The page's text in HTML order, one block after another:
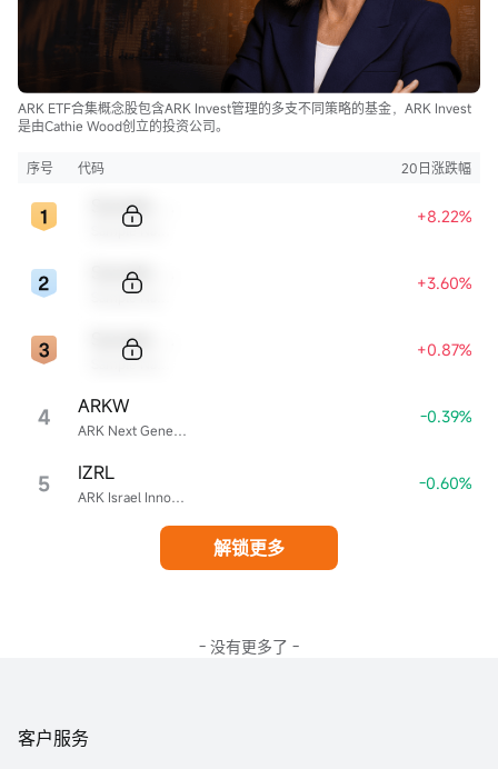
ARK ETF合集概念股包含ARK Invest管理的多支不同策略的基金，ARK Invest
是由Cathie Wood创立的投资公司。
序号 代码 20日涨跌幅
+8.22%
+3.60%
+0.87%
4 ARK Next Generation Internet ETF
ARKW -0.39%
5 ARK Israel Innovative Technology ETF
IZRL -0.60%
解锁更多
- 没有更多了 -
客户服务